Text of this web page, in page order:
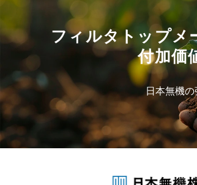
フィルタトップメ
付加価
日本無機